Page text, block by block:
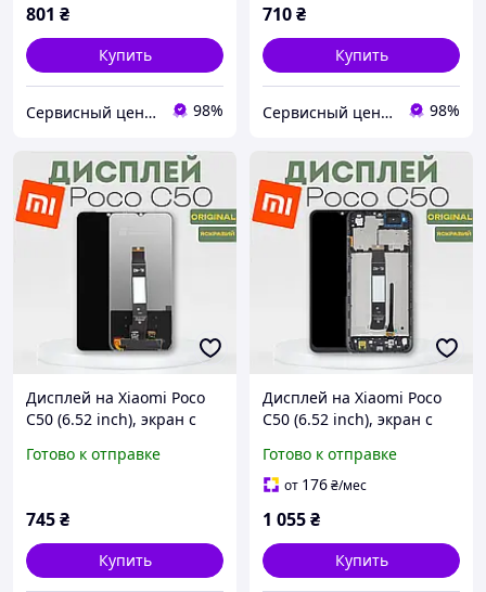
801 ₴
Купить
Сервисный центр Экран 98%
710₴
Купить
Сервисный центр Экран 98%
Дисплей на Xiaomi Poco
C50 (6.52 inch), экран с
телефона для Ксиоми
Готово к отправке
745₴
Купить
Дисплей на Xiaomi Poco
C50 (6.52 inch), экран с
для Ксиоми Поко С50
Готово к отправке
от 176₴/мес
1 055₴
Купить